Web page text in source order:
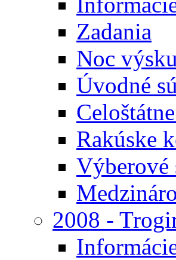
Zadania
Noc
Úvodné
Rakúske
Výberové
2008 -